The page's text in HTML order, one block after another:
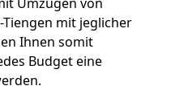
mit jeglicher
Ihnen somit
Budget eine